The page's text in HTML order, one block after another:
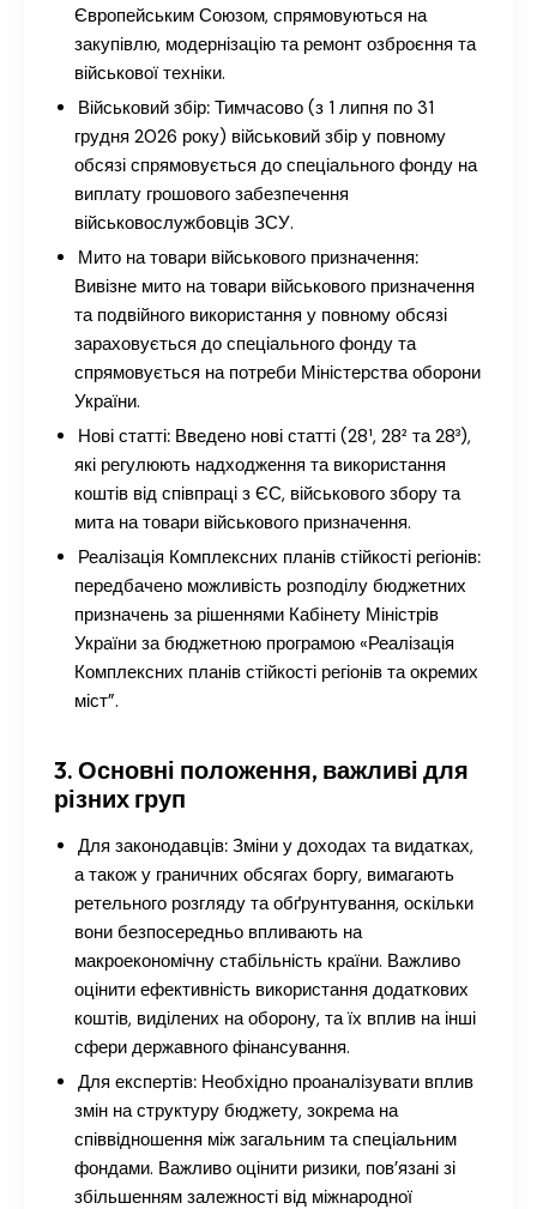
Європейським Союзом, спрямовуються на
закупівлю, модернізацію та ремонт озброєння та
військової техніки.
Військовий збір: Тимчасово (з 1 липня по 31
грудня 2026 року) військовий збір у повному
обсязі спрямовується до спеціального фонду на
виплату грошового забезпечення
військовослужбовців ЗСУ.
Мито на товари військового призначення:
Вивізне мито на товари військового призначення
та подвійного використання у повному обсязі
зараховується до спеціального фонду та
спрямовується на потреби Міністерства оборони
України.
Нові статті: Введено нові статті (28¹, 28² та 28³),
які регулюють надходження та використання
коштів від співпраці з ЄС, військового збору та
мита на товари військового призначення.
Реалізація Комплексних планів стійкості регіонів:
передбачено можливість розподілу бюджетних
призначень за рішеннями Кабінету Міністрів
України за бюджетною програмою «Реалізація
Комплексних планів стійкості регіонів та окремих
міст”.
3. Основні положення, важливі для
різних груп
Для законодавців: Зміни у доходах та видатках,
а також у граничних обсягах боргу, вимагають
ретельного розгляду та обґрунтування, оскільки
вони безпосередньо впливають на
макроекономічну стабільність країни. Важливо
оцінити ефективність використання додаткових
коштів, виділених на оборону, та їх вплив на інші
сфери державного фінансування.
Для експертів: Необхідно проаналізувати вплив
змін на структуру бюджету, зокрема на
співвідношення між загальним та спеціальним
фондами. Важливо оцінити ризики, пов’язані зі
збільшенням залежності від міжнародної